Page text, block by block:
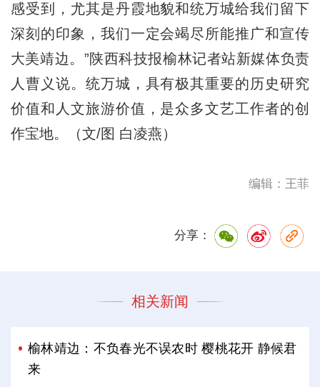
感受到，尤其是丹霞地貌和统万城给我们留下
深刻的印象，我们一定会竭尽所能推广和宣传
大美靖边。”陕西科技报榆林记者站新媒体负责
人曹义说。统万城，具有极其重要的历史研究
价值和人文旅游价值，是众多文艺工作者的创
作宝地。（文/图 白凌燕）
编辑：王菲
分享：
相关新闻
榆林靖边：不负春光不误农时 樱桃花开 静候君
来